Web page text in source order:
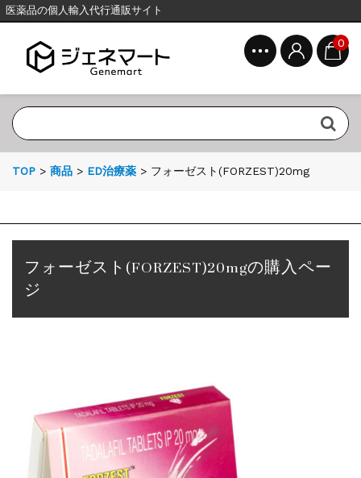
医薬品の個人輸入代行通販サイト
0
TOP > 商品 > ED治療薬 > フォーゼスト(FORZEST)20mg
フォーゼスト(FORZEST)20mgの購入ペー
ジ